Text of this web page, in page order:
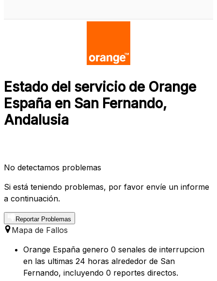
Estado del servicio de Orange
España en San Fernando,
Andalusia
No detectamos problemas
Si está teniendo problemas, por favor envíe un informe
a continuación.
Reportar Problemas
Mapa de Fallos
Orange España genero 0 senales de interrupcion
en las ultimas 24 horas alrededor de San
Fernando, incluyendo 0 reportes directos.